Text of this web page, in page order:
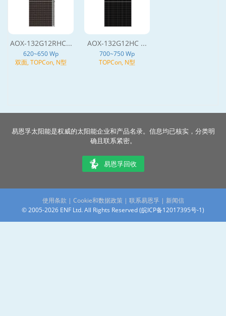
AOX-132G12RHC...
620~650 Wp
双面, TOPCon, N型
AOX-132G12HC ...
700~750 Wp
TOPCon, N型
易恩孚太阳能是权威的太阳能企业和产品名录。信息均已核实，分类明
确且联系紧密。
易恩孚回收
使用条款 | Cookie和数据政策| 联系易恩孚 | 新闻信
© 2005-2026 ENF Ltd. All Rights Reserved (皖ICP备12017395号-1)